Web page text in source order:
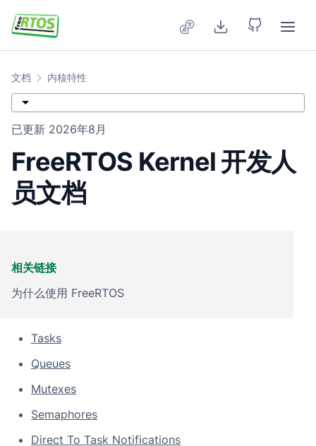
文档 内核特性
已更新 2026年8月
FreeRTOS Kernel 开发人
员文档
相关链接
为什么使用 FreeRTOS
Tasks
Queues
Mutexes
Semaphores
Direct To Task Notifications